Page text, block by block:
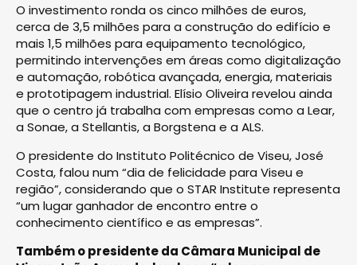
O investimento ronda os cinco milhões de euros,
cerca de 3,5 milhões para a construção do edifício e
mais 1,5 milhões para equipamento tecnológico,
permitindo intervenções em áreas como digitalização
e automação, robótica avançada, energia, materiais
e prototipagem industrial. Elísio Oliveira revelou ainda
que o centro já trabalha com empresas como a Lear,
a Sonae, a Stellantis, a Borgstena e a ALS.
O presidente do Instituto Politécnico de Viseu, José
Costa, falou num “dia de felicidade para Viseu e
região”, considerando que o STAR Institute representa
“um lugar ganhador de encontro entre o
conhecimento científico e as empresas”.
Também o presidente da Câmara Municipal de